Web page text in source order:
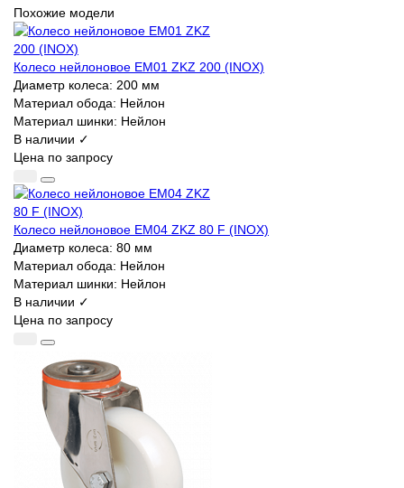
Похожие модели
Колесо нейлоновое EM01 ZKZ 200 (INOX)
Диаметр колеса: 200 мм
Материал обода: Нейлон
Материал шинки: Нейлон
В наличии ✓
Цена по запросу
Колесо нейлоновое EM04 ZKZ 80 F (INOX)
Диаметр колеса: 80 мм
Материал обода: Нейлон
Материал шинки: Нейлон
В наличии ✓
Цена по запросу